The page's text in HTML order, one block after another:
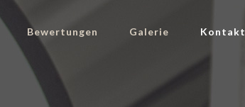
Bewertungen Galerie Kontakt